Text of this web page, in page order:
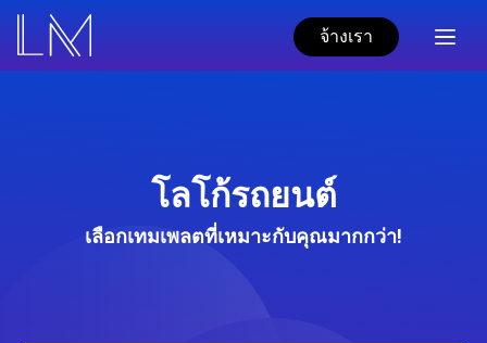
จ้างเรา
โลโก้รถยนต์
เลือกเทมเพลตที่เหมาะกับคุณมากกว่า!